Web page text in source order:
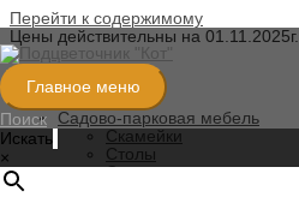
Перейти к содержимому
Главное меню
Поиск
Искать
×
Цены действительны на 01.11.2025г.
Категории
Садово-парковая мебель
Скамейки
Столы
Стулья